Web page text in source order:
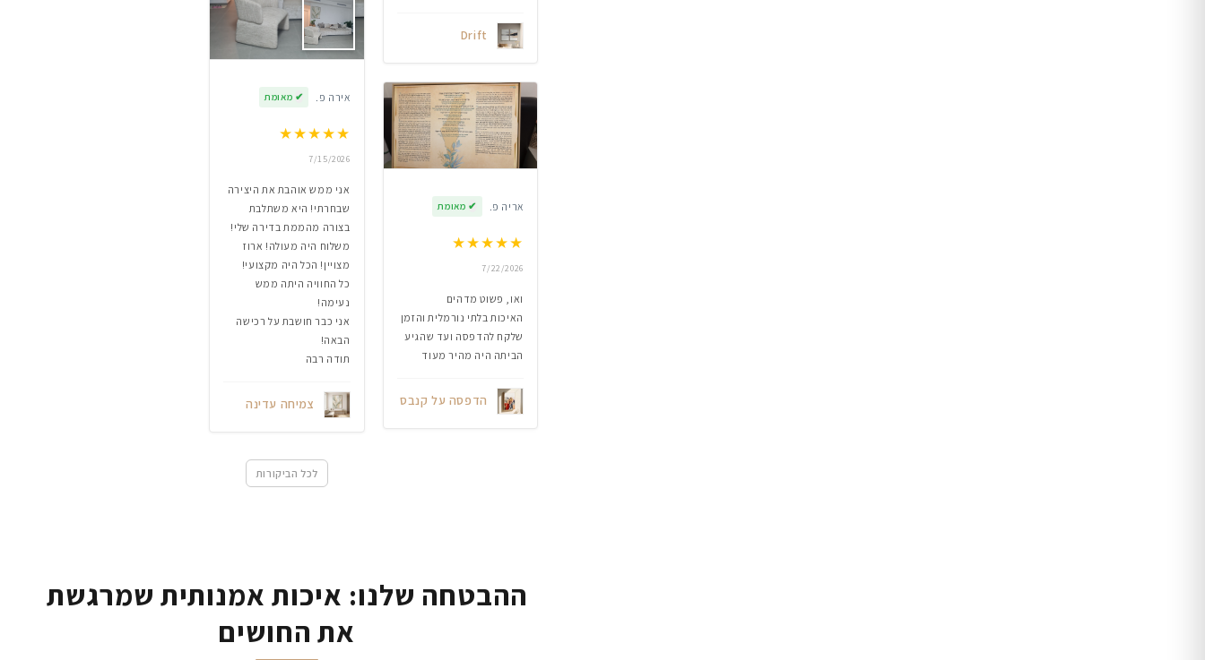
Drift
אריה פ. ✔ מאומת
★★★★★
7/22/2026
ואו, פשוט מדהים
האיכות בלתי נורמלית והזמן
שלקח להדפסה ועד שהגיע
הביתה היה מהיר מעוד
הדפסה על קנבס
אירה פ. ✔ מאומת
★★★★★
7/15/2026
אני ממש אוהבת את היצירה
שבחרתי! היא משתלבת
בצורה מהממת בדירה שלי!
משלוח היה מעולה! ארוז
מצויין! הכל היה מקצועי!
כל החוויה היתה ממש
נעימה!
אני כבר חושבת על רכישה
הבאה!
תודה רבה
צמיחה עדינה
לכל הביקורות
ההבטחה שלנו: איכות אמנותית שמרגשת
את החושים